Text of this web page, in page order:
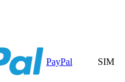
PayPal SIM